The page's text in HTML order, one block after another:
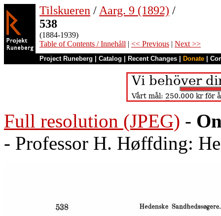
Tilskueren / Aarg. 9 (1892) /
538
(1884-1939)
Table of Contents / Innehåll | << Previous | Next >>
Project Runeberg Catalog Recent Changes Donate
Full resolution (JPEG) -
- Professor H. Høffding: